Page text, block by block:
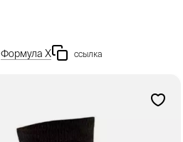
Формула Х ссылка